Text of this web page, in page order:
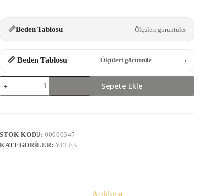
📏Beden Tablosu Ölçüleri görüntüle›
📏 Beden Tablosu Ölçüleri görüntüle ›
2101-
YELEK
adet
Sepete Ekle
STOK KODU:00000347
KATEGORILER:YELEK
Açıklama